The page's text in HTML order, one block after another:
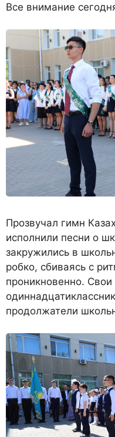
Все внимание
Прозвучал гимн
исполнили песни о
закружились в
робко, сбиваясь с
проникновенно. Свои
продолжатели